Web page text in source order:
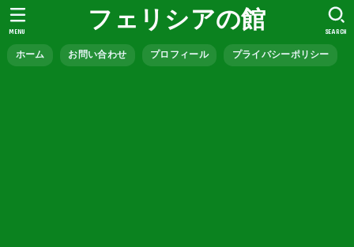
フェリシアの館
ホーム お問い合わせ プロフィール プライバシーポリシー
SEARCH
MENU